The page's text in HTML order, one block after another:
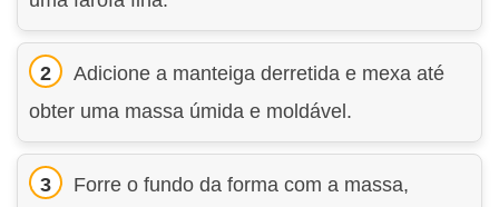
Adicione a manteiga derretida e mexa até
obter uma massa úmida e moldável.
Forre o fundo da forma com a massa,